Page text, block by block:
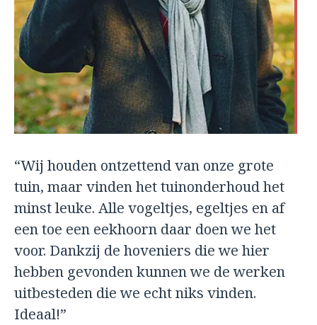
“Wij houden ontzettend van onze grote
tuin, maar vinden het tuinonderhoud het
minst leuke. Alle vogeltjes, egeltjes en af
een toe een eekhoorn daar doen we het
voor. Dankzij de hoveniers die we hier
hebben gevonden kunnen we de werken
uitbesteden die we echt niks vinden.
Ideaal!”